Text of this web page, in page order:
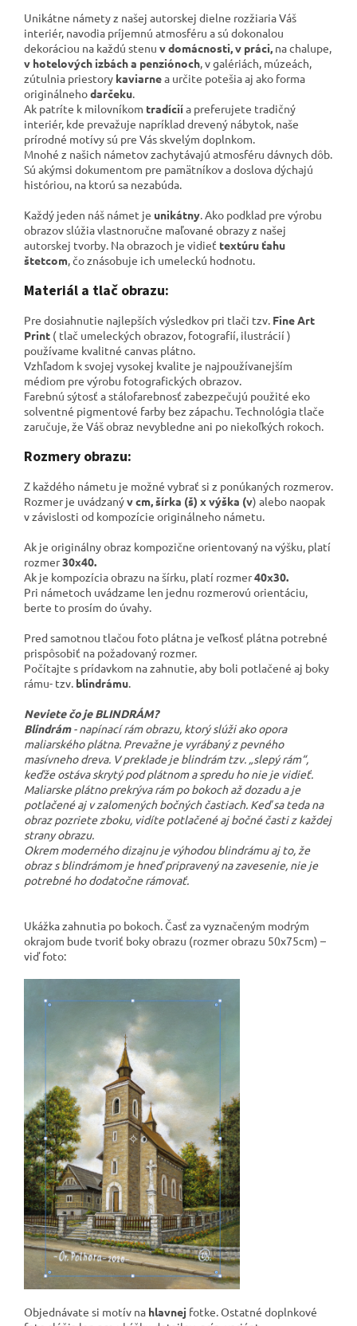
Unikátne námety z našej autorskej dielne rozžiaria Váš
interiér, navodia príjemnú atmosféru a sú dokonalou
dekoráciou na každú stenu v domácnosti, v práci, na chalupe,
v hotelových izbách a penziónoch, v galériách, múzeách,
zútulnia priestory kaviarnea určite potešia aj ako forma
originálnehodarčeku.
Ak patríte k milovníkom tradíciía preferujete tradičný
interiér, kde prevažuje napríklad drevený nábytok, naše
prírodné motívy sú pre Vás skvelým doplnkom.
Mnohé z našich námetov zachytávajú atmosféru dávnych dôb.
Sú akýmsi dokumentom pre pamätníkov adoslova dýchajú
históriou, na ktorú sa nezabúda.
Každý jeden náš námet je unikátny. Ako podklad pre výrobu
obrazov slúžia vlastnoručne maľované obrazy z našej
autorskej tvorby. Na obrazoch je vidieť textúru ťahu
štetcom, čo znásobuje ich umeleckú hodnotu.
Materiál a tlač obrazu:
Pre dosiahnutie najlepších výsledkov pri tlači tzv. Fine Art
Print ( tlač umeleckých obrazov, fotografií, ilustrácií )
používame kvalitné canvas plátno.
Vzhľadom k svojej vysokej kvalite je najpoužívanejším
médiom pre výrobu fotografických obrazov.
Farebnú sýtosť a stálofarebnosť zabezpečujú použité eko
solventné pigmentové farby bez zápachu. Technológia tlače
zaručuje, že Váš obraz nevybledne ani po niekoľkých rokoch.
Rozmery obrazu:
Z každého námetu je možné vybrať si z ponúkaných rozmerov.
Rozmer je uvádzanýv cm, šírka (š) x výška (v) alebo naopak
v závislosti od kompozície originálneho námetu.
Ak je originálny obraz kompozične orientovaný na výšku, platí
rozmer30x40.
Ak je kompozícia obrazu na šírku, platí rozmer40x30.
Pri námetoch uvádzame len jednu rozmerovú orientáciu,
berte to prosím do úvahy.
Pred samotnou tlačou foto plátna je veľkosť plátna potrebné
prispôsobiť na požadovaný rozmer.
Počítajte s prídavkom na zahnutie, aby boli potlačené aj boky
rámu- tzv. blindrámu.
Neviete čo je BLINDRÁM?
Blindrám- napínací rám obrazu, ktorý slúži ako opora
maliarského plátna. Prevažne je vyrábaný z pevného
masívneho dreva. V preklade je blindrám tzv. „slepý rám“,
keďže ostáva skrytý pod plátnom a spredu ho nie je vidieť.
Maliarske plátno prekrýva rám po bokoch až dozadu a je
potlačené aj v zalomených bočných častiach. Keď sa teda na
obraz pozriete zboku, vidíte potlačené aj bočné časti z každej
strany obrazu.
Okrem moderného dizajnu je výhodou blindrámu aj to, že
obraz s blindrámom je hneď pripravený na zavesenie, nie je
potrebné ho dodatočne rámovať.
Ukážka zahnutia po bokoch. Časť za vyznačeným modrým
okrajom bude tvoriť boky obrazu (rozmer obrazu 50x75cm) –
viď foto:
Objednávate si motív na hlavnej fotke. Ostatné doplnkové